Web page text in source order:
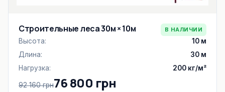
Строительные леса 30м × 10м В НАЛИЧИИ
Высота:
10 м
Длина:
30 м
Нагрузка:
200 кг/м²
92 160 грн76 800 грн